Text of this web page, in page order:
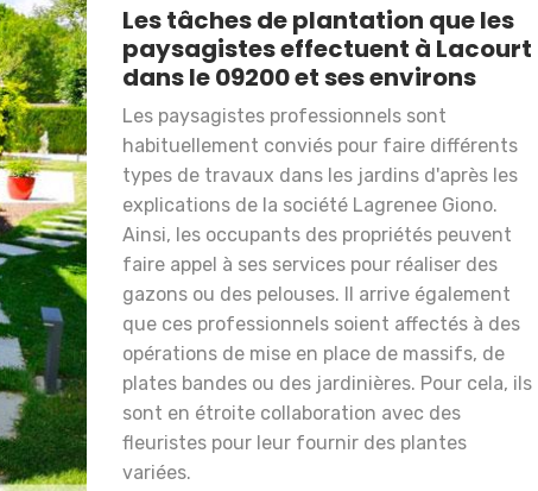
Les tâches de plantation que les
paysagistes effectuent à Lacourt
dans le 09200 et ses environs
Les paysagistes professionnels sont
habituellement conviés pour faire différents
types de travaux dans les jardins d'après les
explications de la société Lagrenee Giono.
Ainsi, les occupants des propriétés peuvent
faire appel à ses services pour réaliser des
gazons ou des pelouses. Il arrive également
que ces professionnels soient affectés à des
opérations de mise en place de massifs, de
plates bandes ou des jardinières. Pour cela, ils
sont en étroite collaboration avec des
fleuristes pour leur fournir des plantes
variées.